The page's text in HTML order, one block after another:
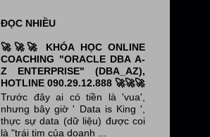
ĐỌC NHIỀU
🚀🚀🚀 KHÓA HỌC ONLINE
COACHING "ORACLE DBA A-
Z ENTERPRISE" (DBA_AZ),
HOTLINE 090.29.12.888 🚀🚀🚀
Trước đây ai có tiền là 'vua',
nhưng bây giờ ' Data is King ',
thực sự data (dữ liệu) được coi
là "trái tim của doanh ...